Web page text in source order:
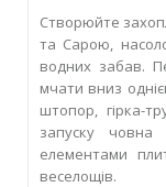
Створюйте
та Сарою,
водних забав.
мчати вниз
штопор, гірка-
запуску
елементами
веселощів.